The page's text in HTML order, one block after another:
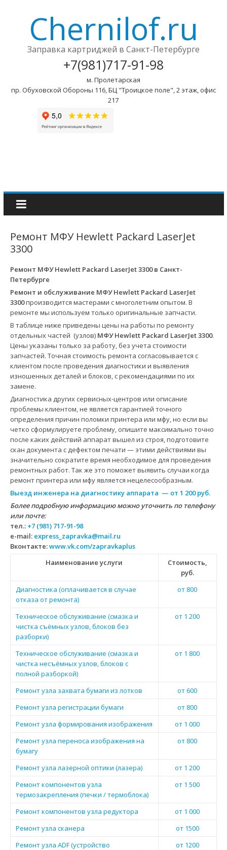
Chernilof.ru
Заправка картриджей в Санкт-Петербурге
+7(981)717-91-98
м. Пролетарская
пр. Обуховской Обороны 116, БЦ "Троицкое поле", 2 этаж, офис
217
Ремонт МФУ Hewlett Packard LaserJet
3300
Ремонт МФУ Hewlett Packard LaserJet 3300 в Санкт-
Петербурге
Ремонт и обслуживание МФУ Hewlett Packard LaserJet
3300производится мастерами с многолетним опытом. В
ремонте мы используем только оригинальные запчасти.
В таблице ниже приведены цены на работы по ремонту
отдельных частей (узлов) МФУ Hewlett Packard LaserJet 3300.
Цены указаны только за работу, без учета стоимости
запчастей. Точная стоимость ремонта согласовывается с
клиентом после проведения диагностики и выявления
изношенных деталей и блоков, с рекомендациями по их
замене.
Диагностика других сервисных-центров или описание
проблемы клиентом, не является гарантией точного
определения причин поломки принтера или мфу, но если вы
четко сформулируете проблему, опишите максимально точно
после каких действий аппарат вышел из строя, подготовите
скан документа с дефектом печати — этими действиями вы
значительно сократите время необходимое для проведения
ремонтных работ. Так же это поможет выявить случаи когда
ремонт принтера или мфу является нецелесообразным.
Выезд инженера на диагностику аппарата — от 1 200 руб.
Более подробную информацию можно уточнить по телефону
или почте:
тел.: +7 (981) 717-91-98
e-mail: express_zapravka@mail.ru
Вконтакте:www.vk.com/zapravkaplus
Наименование услуги
Стоимость,
руб.
Диагностика (оплачивается в случае
отказа от ремонта)
от 800
Техническое обслуживание (смазка и
чистка съёмных узлов, блоков без
разборки)
от 1 200
Техническое обслуживание (смазка и
чистка несъёмных узлов, блоков с
полной разборкой)
от 1 800
Ремонт узла захвата бумаги из лотков
от 600
Ремонт узла регистрации бумаги
от 800
Ремонт узла формирования изображения
от 1 000
Ремонт узла переноса изображения на
бумагу
от 800
Ремонт узла лазерной оптики (лазера)
от 1 200
Ремонт компонентов узла
термозакрепления (печки / термоблока)
от 1 500
Ремонт компонентов узла редуктора
от 1 000
Ремонт узла сканера
от 1500
Ремонт узла ADF (устройство
от 1200